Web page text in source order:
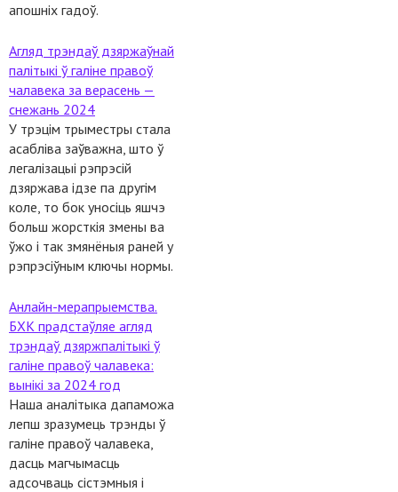
апошніх гадоў.
Агляд трэндаў дзяржаўнай
палітыкі ў галіне правоў
чалавека за верасень —
снежань 2024
У трэцім трыместры стала
асабліва заўважна, што ў
легалізацыі рэпрэсій
дзяржава ідзе па другім
коле, то бок уносіць яшчэ
больш жорсткія змены ва
ўжо і так змянёныя раней у
рэпрэсіўным ключы нормы.
Анлайн-мерапрыемства.
БХК прадстаўляе агляд
трэндаў дзяржпалітыкі ў
галіне правоў чалавека:
вынікі за 2024 год
Наша аналітыка дапаможа
лепш зразумець трэнды ў
галіне правоў чалавека,
дасць магчымасць
адсочваць сістэмныя і